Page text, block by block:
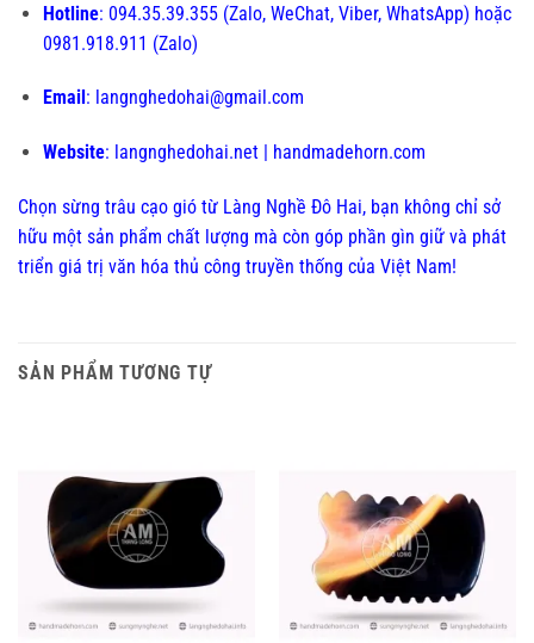
Hotline: 094.35.39.355 (Zalo, WeChat, Viber, WhatsApp) hoặc
0981.918.911 (Zalo)
Email : langnghedohai@gmail.com
Website: langnghedohai.net | handmadehorn.com
Chọn sừng trâu cạo gió từ Làng Nghề Đô Hai, bạn không chỉ sở
hữu một sản phẩm chất lượng mà còn góp phần gìn giữ và phát
triển giá trị văn hóa thủ công truyền thống của Việt Nam!
SẢN PHẨM TƯƠNG TỰ